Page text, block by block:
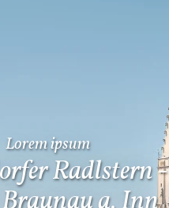
Lorem ipsum
Radlstern -